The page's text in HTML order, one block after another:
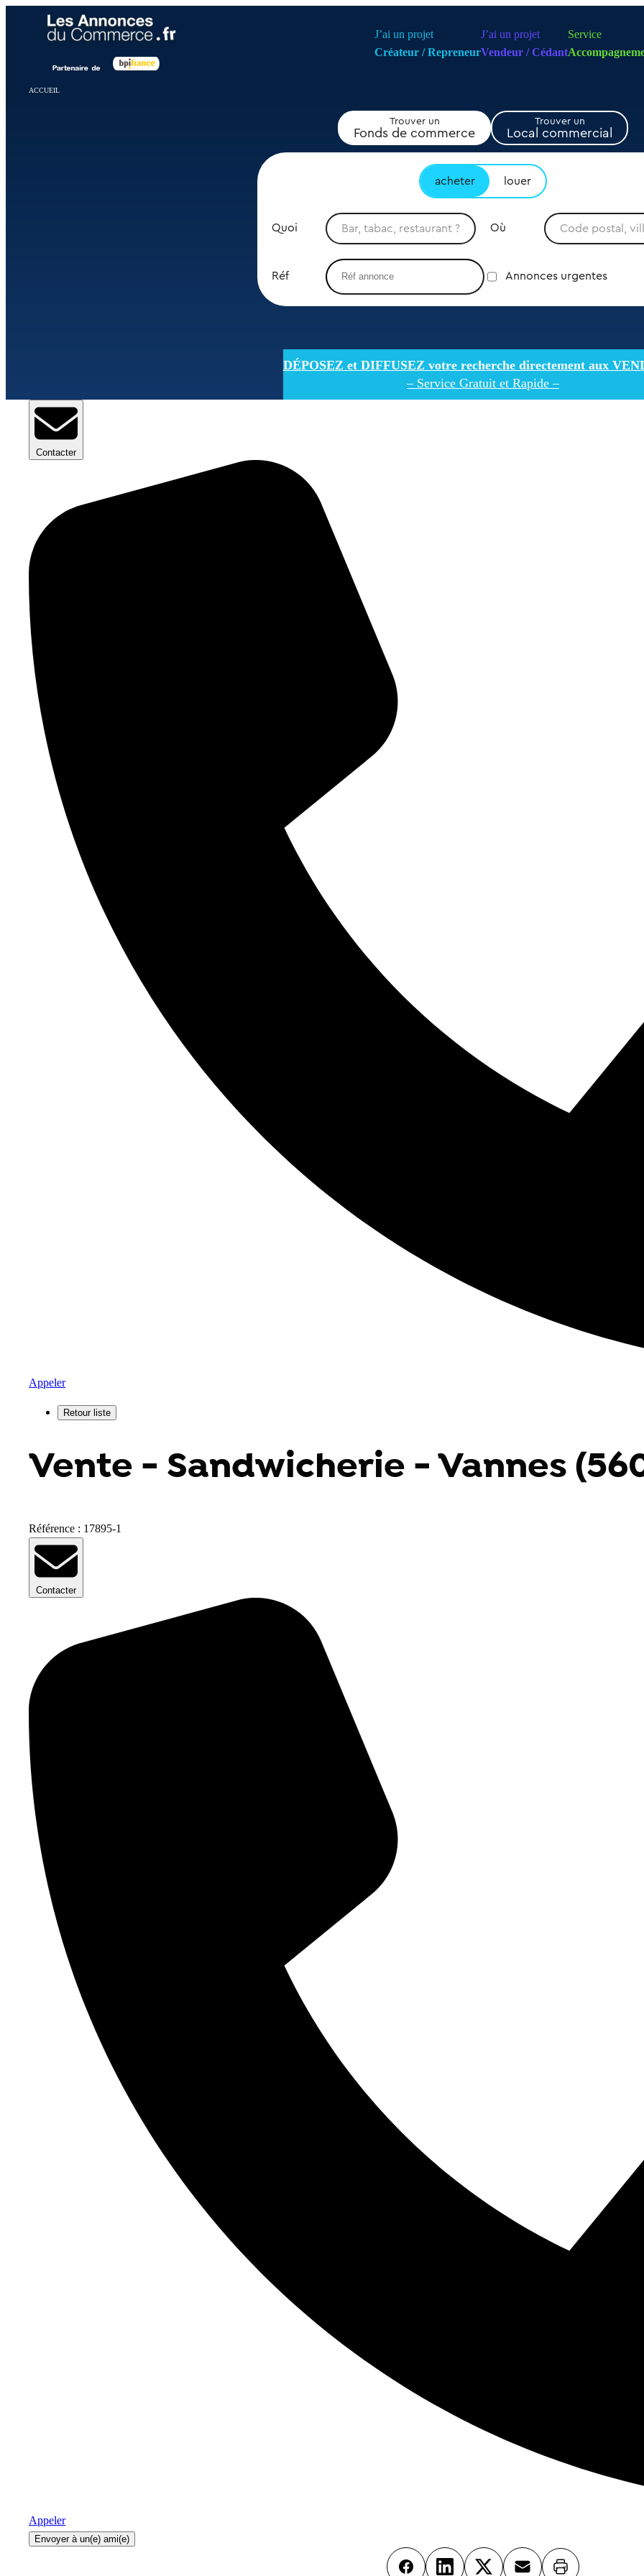
J’ai un projet
Créateur / Repreneur
J’ai un projet
Vendeur / Cédant
Service
ACCUEIL
Trouver un
Fonds de commerce
Trouver un
Local commercial
acheter louer
Quoi Où
Réf Annonces urgentes
DÉPOSEZ et DIFFUSEZ votre recherche directement aux
– Service Gratuit et Rapide –
Contacter
Appeler
Vente - Sandwicherie - Vannes
Référence : 17895-1
Contacter
Appeler
Envoyer à un(e) ami(e)
Imprimer
Panneau de gestion des cookies